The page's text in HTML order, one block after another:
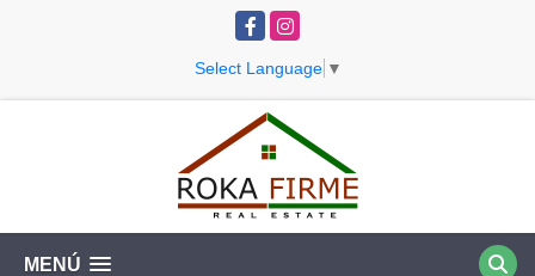
FacebookInstagram
Select Language ▼
MENÚ